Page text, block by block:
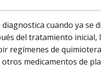
diagnostica cuando ya se
del tratamiento inicial,
regímenes de
medicamentos de